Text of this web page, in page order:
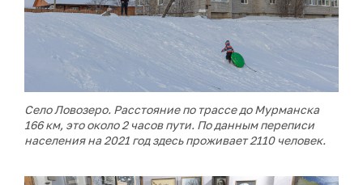
Село Ловозеро. Расстояние по трассе до Мурманска
166 км, это около 2 часов пути. По данным переписи
населения на 2021 год здесь проживает 2110 человек.